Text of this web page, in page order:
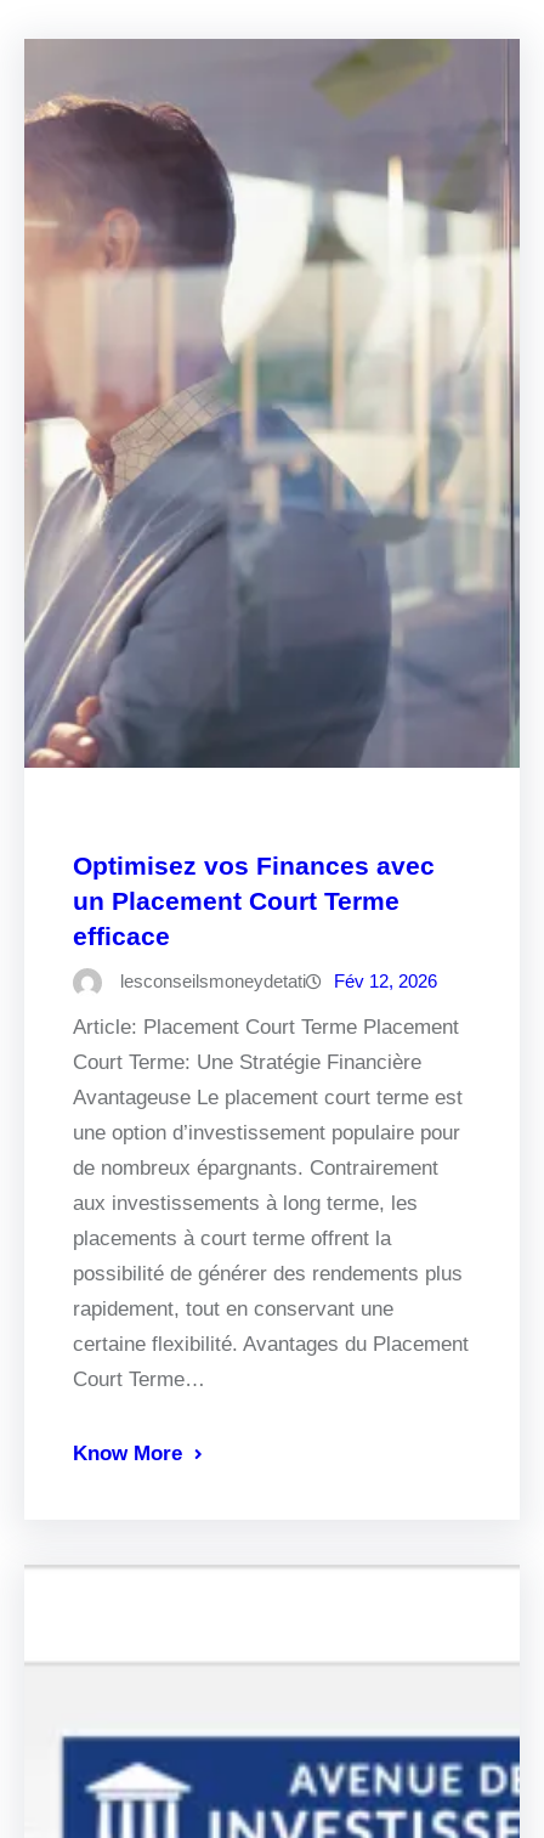
Optimisez vos Finances avec
un Placement Court Terme
efficace
lesconseilsmoneydetati Fév 12, 2026
Article: Placement Court Terme Placement
Court Terme: Une Stratégie Financière
Avantageuse Le placement court terme est
une option d’investissement populaire pour
de nombreux épargnants. Contrairement
aux investissements à long terme, les
placements à court terme offrent la
possibilité de générer des rendements plus
rapidement, tout en conservant une
certaine flexibilité. Avantages du Placement
Court Terme…
Know More